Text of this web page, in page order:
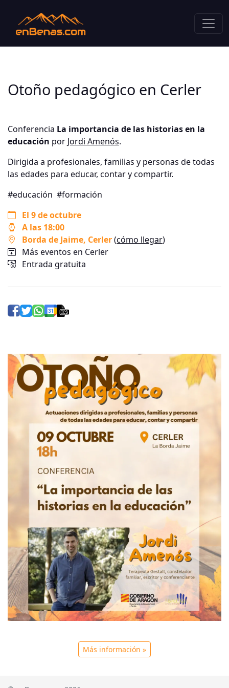
Otoño pedagógico en Cerler
Conferencia La importancia de las historias en la
educación por Jordi Amenós.
Dirigida a profesionales, familias y personas de todas
las edades para educar, contar y compartir.
#educación #formación
El 9 de octubre
A las 18:00
Borda de Jaime, Cerler(cómo llegar)
Más eventos en Cerler
Entrada gratuita
Más información »